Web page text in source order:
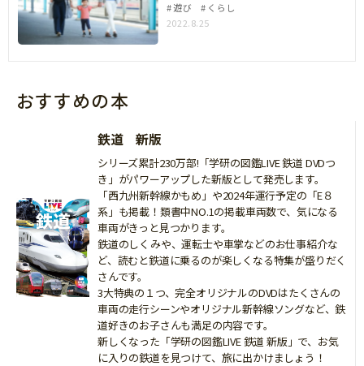
遊び
くらし
2022.8.25
おすすめの本
鉄道 新版
シリーズ累計230万部!「学研の図鑑LIVE 鉄道 DVDつ
き」がパワーアップした新版として発売します。
「西九州新幹線かもめ」や2024年運行予定の「E８
系」も掲載！類書中NO.1の掲載車両数で、気になる
車両がきっと見つかります。
鉄道のしくみや、運転士や車掌などのお仕事紹介な
ど、読むと鉄道に乗るのが楽しくなる特集が盛りだく
さんです。
3大特典の１つ、完全オリジナルのDVDはたくさんの
車両の走行シーンやオリジナル新幹線ソングなど、鉄
道好きのお子さんも満足の内容です。
新しくなった「学研の図鑑LIVE 鉄道 新版」で、お気
に入りの鉄道を見つけて、旅に出かけましょう！